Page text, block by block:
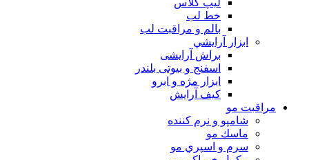
خط لب
بالم و مراقبت لب
ابزار آرايشي
براش آرایشی
اسفنج و بیوتی بلندر
ابزار مژه و ابرو
کیف آرایش
مراقبت مو
شامپو و نرم كننده
ماسك مو
سرم و اسپري مو